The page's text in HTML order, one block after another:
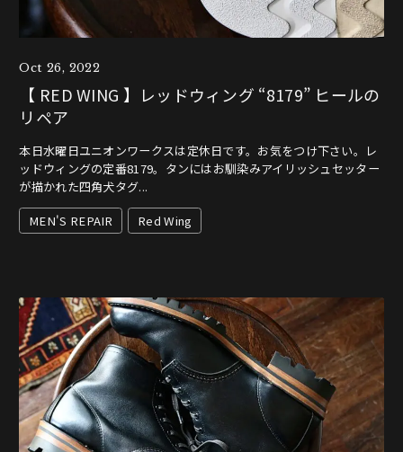
Oct 26, 2022
【 RED WING 】レッドウィング “8179” ヒールの
リペア
本日水曜日ユニオンワークスは定休日です。お気をつけ下さい。レ
ッドウィングの定番8179。タンにはお馴染みアイリッシュセッター
が描かれた四角犬タグ...
MEN'S REPAIR Red Wing